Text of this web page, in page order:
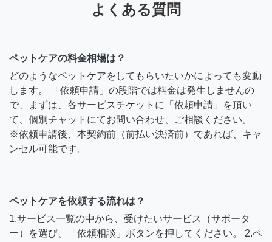
よくある質問
ペットケアの料金相場は？
どのようなペットケアをしてもらいたいかによっても変動
します。 「依頼申請」の段階では料金は発生しませんの
で、まずは、各サービスチケットに「依頼申請」を頂い
て、個別チャットにてお問い合わせ、ご相談ください。
※依頼申請後、本契約前（前払い決済前）であれば、キャ
ンセル可能です。
ペットケアを依頼する流れは？
1.サービス一覧の中から、受けたいサービス（サポータ
ー）を選び、「依頼相談」ボタンを押してください。 2.ペ